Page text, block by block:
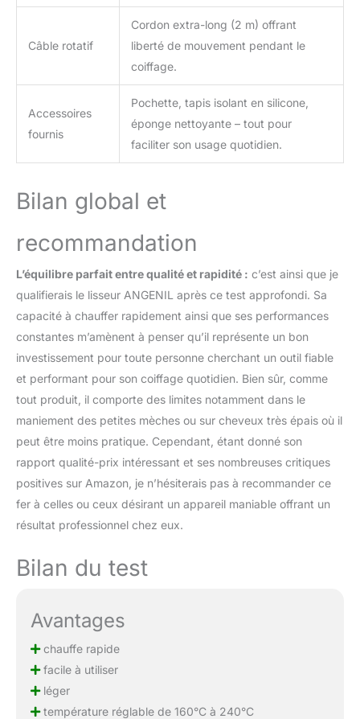
mi-longs, courts,
bouclés, crépus et fins.
Un kit lisseur pratique
compagne
Câble rotatif
Cordon extra-long (2 m) offrant
liberté de mouvement pendant le
coiffage.
Accessoires
fournis
Pochette, tapis isolant en silicone,
éponge nettoyante – tout pour
faciliter son usage quotidien.
Bilan global et
recommandation
L’équilibre parfait entre qualité et rapidité : c’est ainsi que je
qualifierais le lisseur ANGENIL après ce test approfondi. Sa
capacité à chauffer rapidement ainsi que ses performances
constantes m’amènent à penser qu’il représente un bon
investissement pour toute personne cherchant un outil fiable
et performant pour son coiffage quotidien. Bien sûr, comme
tout produit, il comporte des limites notamment dans le
maniement des petites mèches ou sur cheveux très épais où il
peut être moins pratique. Cependant, étant donné son
rapport qualité-prix intéressant et ses nombreuses critiques
positives sur Amazon, je n’hésiterais pas à recommander ce
fer à celles ou ceux désirant un appareil maniable offrant un
résultat professionnel chez eux.
Bilan du test
Avantages
chauffe rapide
facile à utiliser
léger
température réglable de 160°C à 240°C